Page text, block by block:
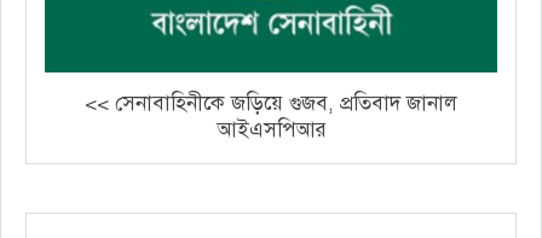
<< সেনাবাহিনীকে জড়িয়ে গুজব, প্রতিবাদ জানাল
আইএসপিআর